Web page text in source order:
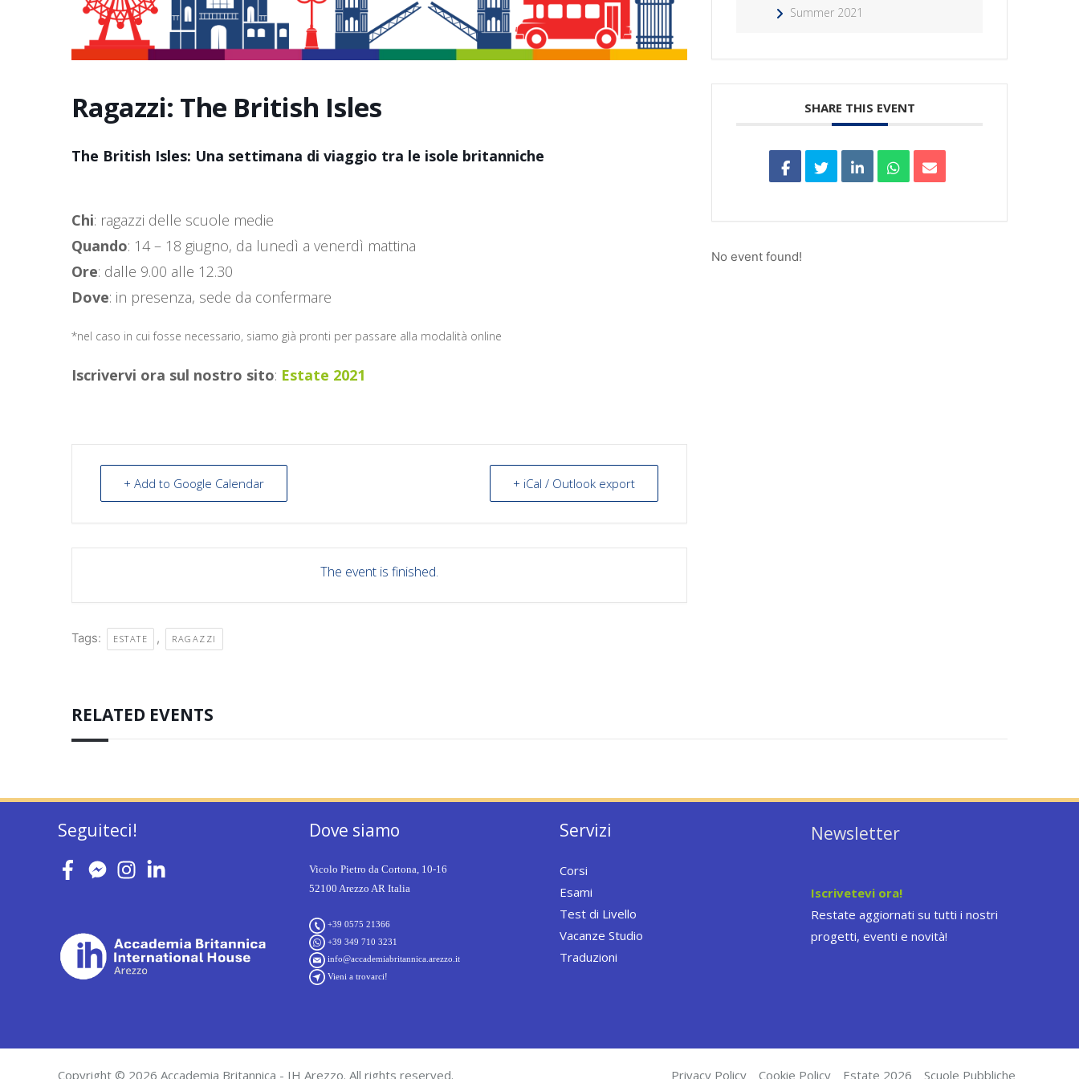
Ragazzi: The British Isles
The British Isles: Una settimana di viaggio tra le isole britanniche
Chi: ragazzi delle scuole medie
Quando: 14 – 18 giugno, da lunedì a venerdì mattina
Ore: dalle 9.00 alle 12.30
Dove: in presenza, sede da confermare
*nel caso in cui fosse necessario, siamo già pronti per passare alla modalità online
Iscrivervi ora sul nostro sito: Estate 2021
+ Add to Google Calendar + iCal / Outlook export
The event is finished.
Tags: ESTATE , RAGAZZI
Summer 2021
SHARE THIS EVENT
No event found!
RELATED EVENTS
Seguiteci! Dove siamo
Vicolo Pietro da Cortona, 10-16
52100 Arezzo AR Italia
+39 0575 21366
+39 349 710 3231
info@accademiabritannica.arezzo.it
Vieni a trovarci!
Servizi
Corsi
Esami
Test di Livello
Vacanze Studio
Traduzioni
Newsletter
Iscrivetevi ora!
Restate aggiornati su tutti i nostri
progetti, eventi e novità!
Copyright © 2026 Accademia Britannica - IH Arezzo. All rights reserved. Privacy Policy Cookie Policy Estate 2026 Scuole Pubbliche